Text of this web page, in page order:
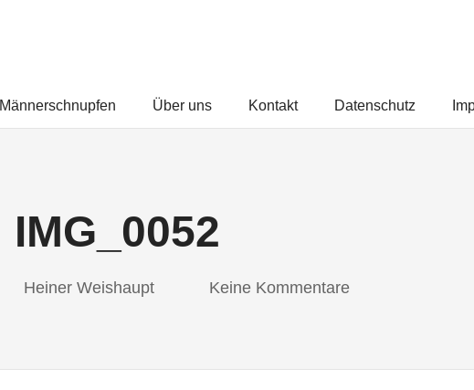
Männerschnupfen Über uns Kontakt Datenschutz
IMG_0052
Heiner Weishaupt Keine Kommentare